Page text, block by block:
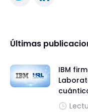
Últimas
IBM